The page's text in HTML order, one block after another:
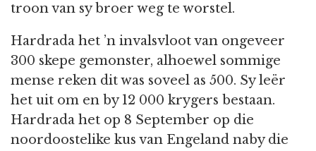
troon van sy broer weg te worstel.
Hardrada het ’n invalsvloot van ongeveer
300 skepe gemonster, alhoewel sommige
mense reken dit was soveel as 500. Sy leër
het uit om en by 12 000 krygers bestaan.
Hardrada het op 8 September op die
noordoostelike kus van Engeland naby die